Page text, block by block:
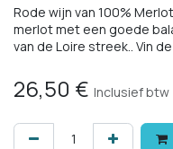
Rode wijn van 100%
merlot met een goede
van de Loire streek.. Vin
26,50 € Inclusief btw